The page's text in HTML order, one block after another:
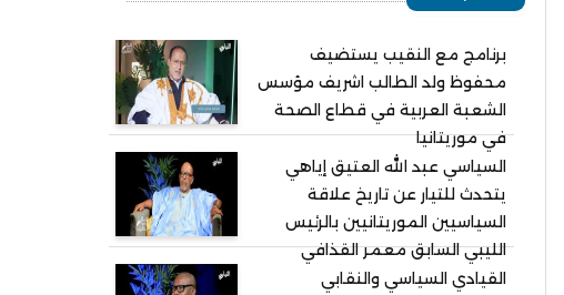
برنامج مع النقيب يستضيف
محفوظ ولد الطالب اشريف مؤسس
الشعبة العربية في قطاع الصحة
في موريتانيا
السياسي عبد الله العتيق إياهي
يتحدث للتيار عن تاريخ علاقة
السياسيين الموريتانيين بالرئيس
الليبي السابق معمر القذافي
القيادي السياسي والنقابي